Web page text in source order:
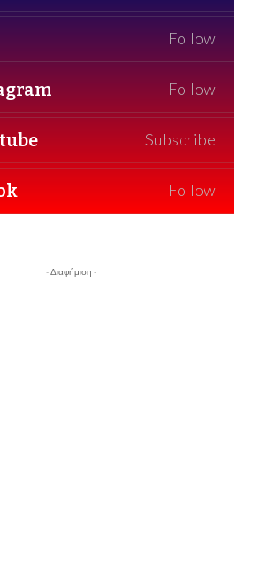
Follow
Follow
Subscribe
Follow
- Διαφήμιση -